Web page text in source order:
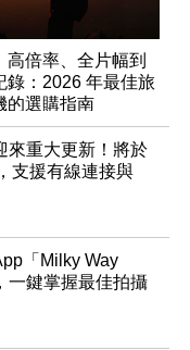
高倍率、全片幅到
錄：2026 年最佳旅
的選購指南
來重大更新！將於
支援有線連接與
「Milky Way
一鍵掌握最佳拍攝